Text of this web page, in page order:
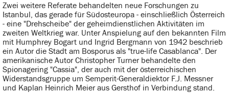
Zwei weitere Referate behandelten neue Forschungen zu
Istanbul, das gerade für Südosteuropa - einschließlich Österreich
- eine "Drehscheibe" der geheimdienstlichen Aktivitäten im
zweiten Weltkrieg war. Unter Anspielung auf den bekannten Film
mit Humphrey Bogart und Ingrid Bergmann von 1942 beschrieb
ein Autor die Stadt am Bosporus als "true-life Casablanca". Der
amerikanische Autor Christopher Turner behandelte den
Spionagering "Cassia", der auch mit der österreichischen
Widerstandsgruppe um Semperit-Generaldiektor F.J. Messner
und Kaplan Heinrich Meier aus Gersthof in Verbindung stand.